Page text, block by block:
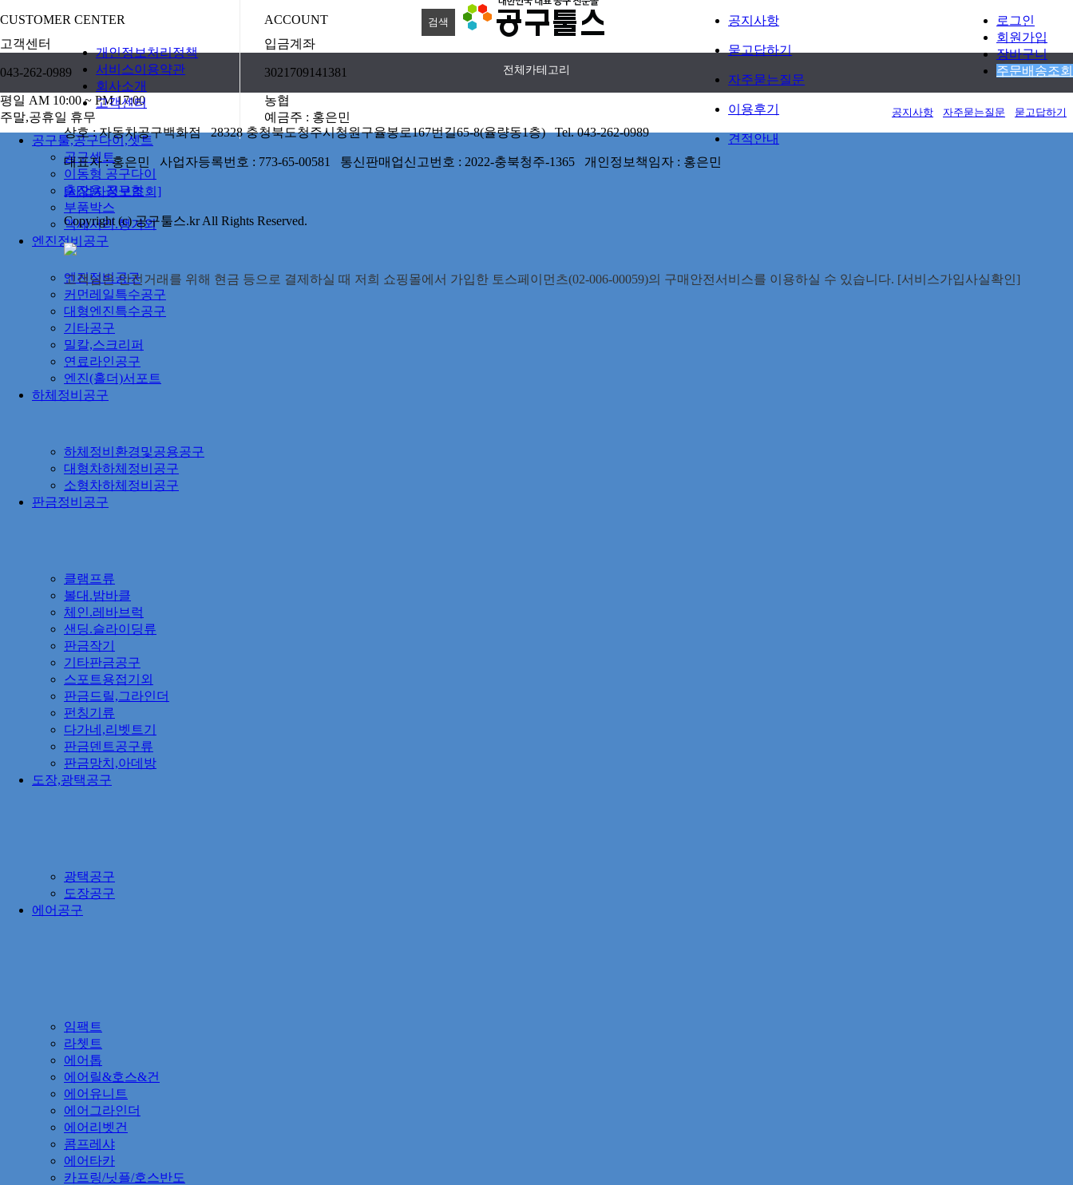
로그인
회원가입
장바구니
주문배송조회
전체카테고리
공지사항 자주묻는질문 묻고답하기
공구툴,공구다이,셋트
공구셋트
이동형 공구다이
출장용 공구함
부품박스
액세서리.행거외
엔진정비공구
엔진정비공구
커먼레일특수공구
대형엔진특수공구
기타공구
밀칼,스크리퍼
연료라인공구
엔진(홀더)서포트
하체정비공구
하체정비환경및공용공구
대형차하체정비공구
소형차하체정비공구
판금정비공구
클램프류
볼대.밤바클
체인.레바브럭
샌딩.슬라이딩류
판금작기
기타판금공구
스포트용접기외
판금드릴,그라인더
펀칭기류
다가네,리벳트기
판금덴트공구류
판금망치,아데방
도장,광택공구
광택공구
도장공구
에어공구
임팩트
라쳇트
에어톱
에어릴&호스&건
에어유니트
에어그라인더
에어리벳건
콤프레샤
에어타카
카프링/닛플/호스반도
CUSTOMER CENTER
고객센터
043-262-0989
평일 AM 10:00 ~ PM 17:00
주말,공휴일 휴무
ACCOUNT
입금계좌
3021709141381
농협
예금주 : 홍은민
공지사항
묻고답하기
자주묻는질문
이용후기
견적안내
개인정보처리정책
서비스이용약관
회사소개
고객센터
상호 : 자동차공구백화점 28328 충청북도청주시청원구율봉로167번길65-8(율량동1층) Tel. 043-262-0989
대표자 : 홍은민 사업자등록번호 : 773-65-00581 통신판매업신고번호 : 2022-충북청주-1365 개인정보책임자 : 홍은민
[사업자정보조회]
Copyright (c) 공구툴스.kr All Rights Reserved.
고객님은 안전거래를 위해 현금 등으로 결제하실 때 저희 쇼핑몰에서 가입한 토스페이먼츠(02-006-00059)의 구매안전서비스를 이용하실 수 있습니다. [서비스가입사실확인]